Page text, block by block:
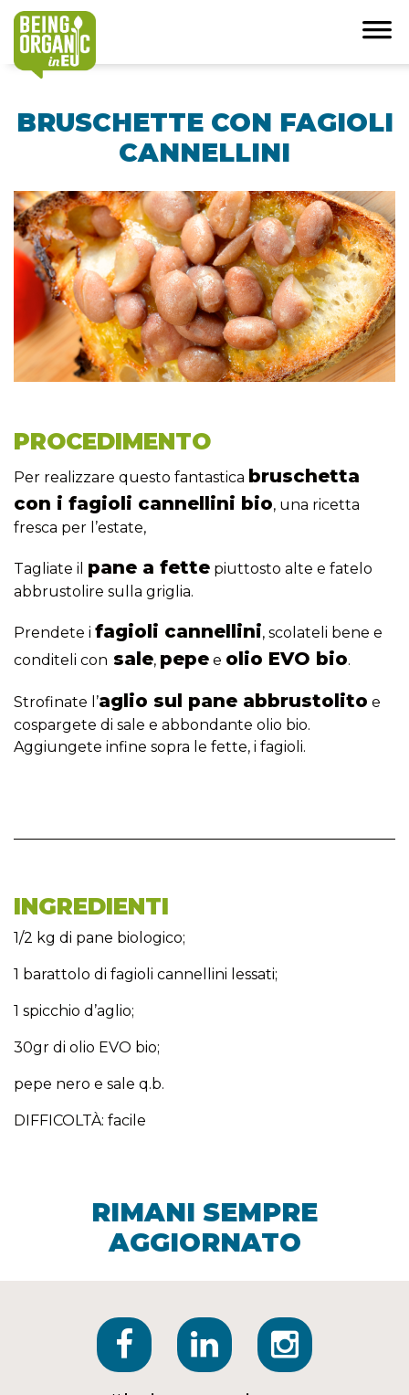
BRUSCHETTE CON FAGIOLI
CANNELLINI
PROCEDIMENTO
Per realizzare questo fantastica bruschetta
con i fagioli cannellini bio, una ricetta
fresca per l’estate,
Tagliate il pane a fette piuttosto alte e fatelo
abbrustolire sulla griglia.
Prendete i fagioli cannellini, scolateli bene e
conditeli con sale, pepe e olio EVO bio.
Strofinate l’aglio sul pane abbrustolito e
cospargete di sale e abbondante olio bio.
Aggiungete infine sopra le fette, i fagioli.
INGREDIENTI
1/2 kg di pane biologico;
1 barattolo di fagioli cannellini lessati;
1 spicchio d’aglio;
30gr di olio EVO bio;
pepe nero e sale q.b.
DIFFICOLTÀ: facile
RIMANI SEMPRE
AGGIORNATO